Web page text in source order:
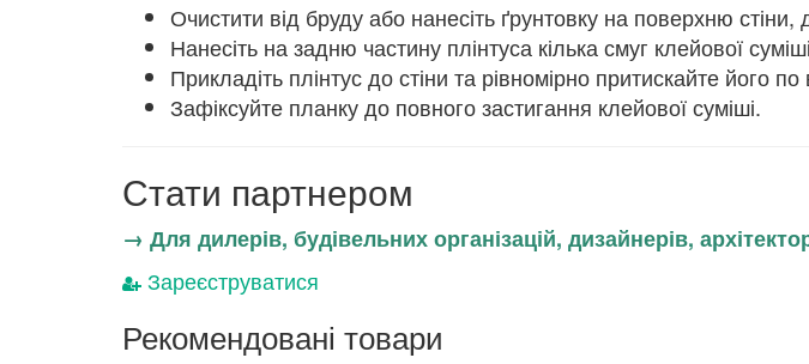
Очистити від бруду або нанесіть ґрунтовку на поверхню стіни,
Нанесіть на задню частину плінтуса кілька смуг клейової
Прикладіть плінтус до стіни та рівномірно притискайте його по
Зафіксуйте планку до повного застигання клейової суміші.
Стати партнером
→ Для дилерів, будівельних організацій, дизайнерів,
Зареєструватися
Рекомендовані товари